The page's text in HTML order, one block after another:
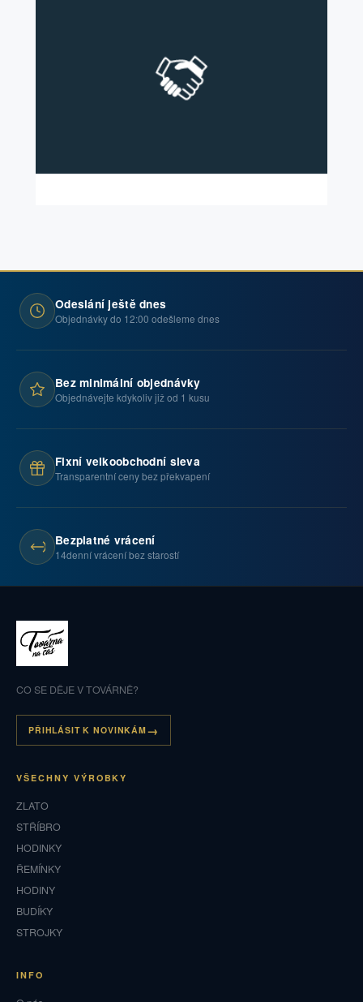
Odeslání ještě dnes
Objednávky do 12:00 odešleme dnes
Bez minimální objednávky
Objednávejte kdykoliv již od 1 kusu
Fixní velkoobchodní sleva
Transparentní ceny bez překvapení
Bezplatné vrácení
14denní vrácení bez starostí
CO SE DĚJE V TOVÁRNĚ?
PŘIHLÁSIT K NOVINKÁM
VŠECHNY VÝROBKY
ZLATO
STŘÍBRO
HODINKY
ŘEMÍNKY
HODINY
BUDÍKY
STROJKY
INFO